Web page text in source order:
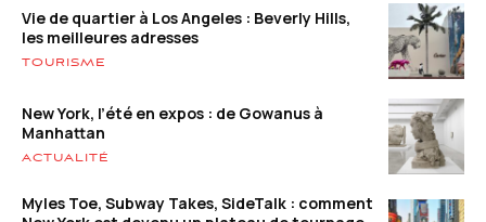
Vie de quartier à Los Angeles : Beverly Hills,
les meilleures adresses
TOURISME
New York, l’été en expos : de Gowanus à
Manhattan
ACTUALITÉ
Myles Toe, Subway Takes, SideTalk : comment